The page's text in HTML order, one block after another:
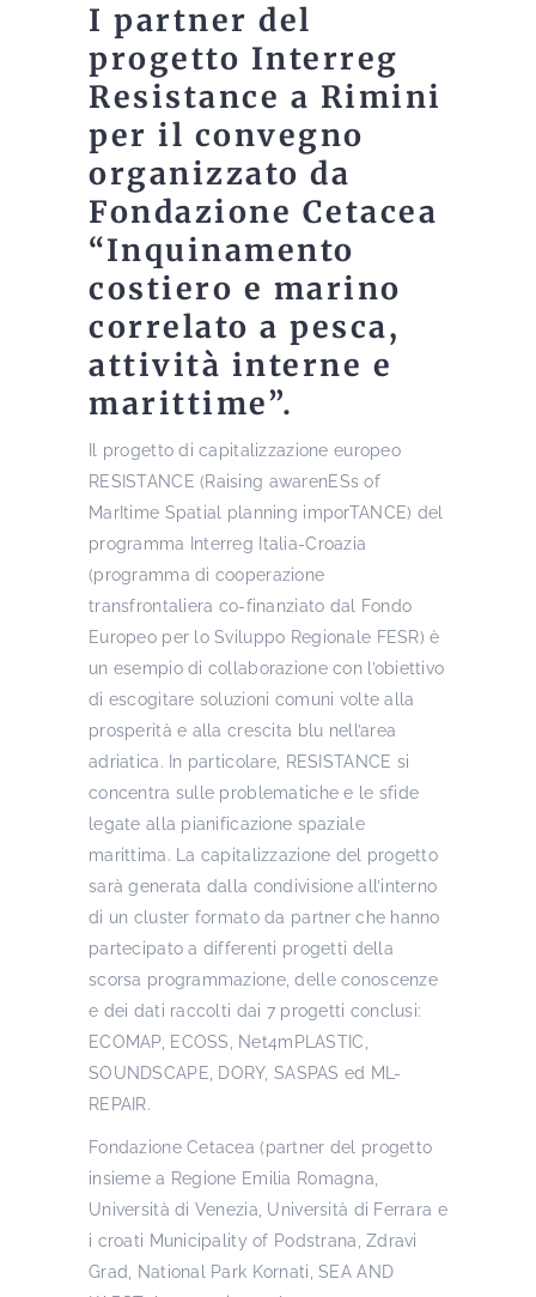
I partner del
progetto Interreg
Resistance a Rimini
per il convegno
organizzato da
Fondazione Cetacea
“Inquinamento
costiero e marino
correlato a pesca,
attività interne e
marittime”.
Il progetto di capitalizzazione europeo
RESISTANCE (Raising awarenESs of
MarItime Spatial planning imporTANCE) del
programma Interreg Italia-Croazia
(programma di cooperazione
transfrontaliera co-finanziato dal Fondo
Europeo per lo Sviluppo Regionale FESR) è
un esempio di collaborazione con l’obiettivo
di escogitare soluzioni comuni volte alla
prosperità e alla crescita blu nell’area
adriatica. In particolare, RESISTANCE si
concentra sulle problematiche e le sfide
legate alla pianificazione spaziale
marittima. La capitalizzazione del progetto
sarà generata dalla condivisione all’interno
di un cluster formato da partner che hanno
partecipato a differenti progetti della
scorsa programmazione, delle conoscenze
e dei dati raccolti dai 7 progetti conclusi:
ECOMAP, ECOSS, Net4mPLASTIC,
SOUNDSCAPE, DORY, SASPAS ed ML-
REPAIR.
Fondazione Cetacea (partner del progetto
insieme a Regione Emilia Romagna,
Università di Venezia, Università di Ferrara e
i croati Municipality of Podstrana, Zdravi
Grad, National Park Kornati, SEA AND